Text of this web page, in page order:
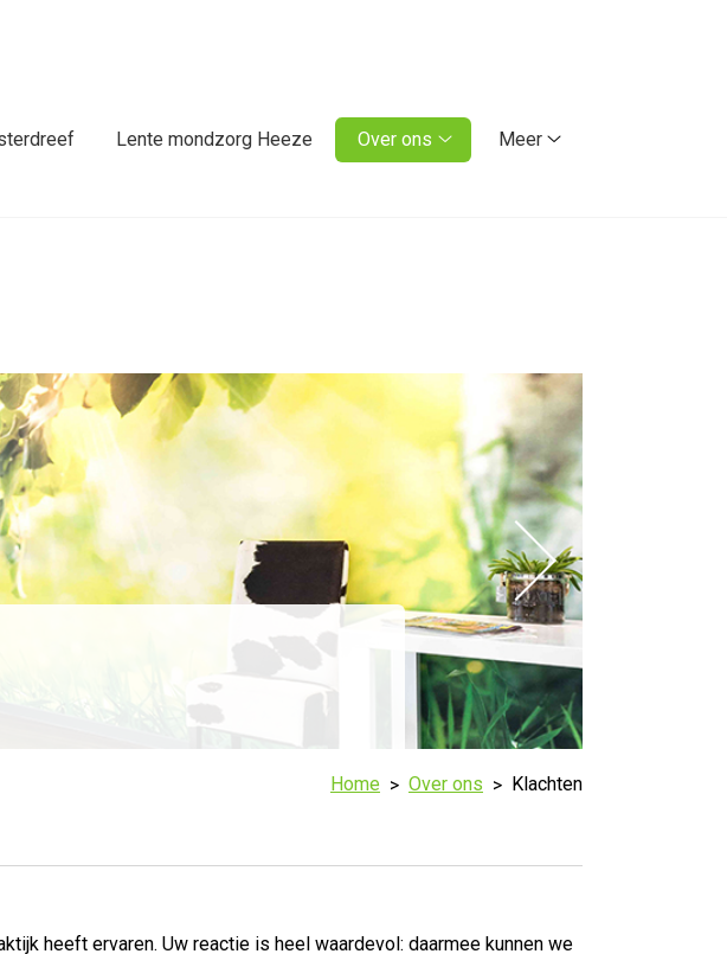
Lente mondzorg Heeze
Over ons
Over
Meer
Home Over ons Klachten
heeft ervaren. Uw reactie is heel waardevol: daarmee kunnen we